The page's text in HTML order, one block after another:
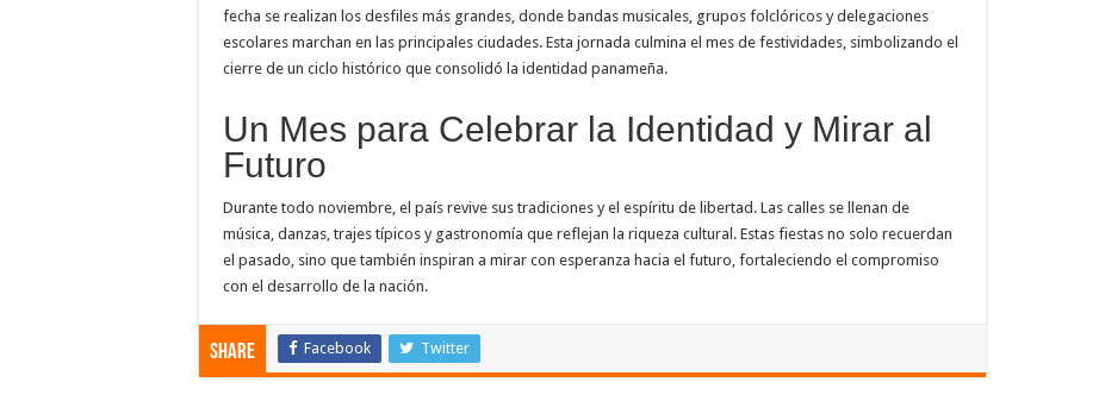
fecha se realizan los desfiles más grandes, donde bandas musicales, grupos folclóricos y delegaciones
escolares marchan en las principales ciudades. Esta jornada culmina el mes de festividades, simbolizando el
cierre de un ciclo histórico que consolidó la identidad panameña.
Un Mes para Celebrar la Identidad y Mirar al
Futuro
Durante todo noviembre, el país revive sus tradiciones y el espíritu de libertad. Las calles se llenan de
música, danzas, trajes típicos y gastronomía que reflejan la riqueza cultural. Estas fiestas no solo recuerdan
el pasado, sino que también inspiran a mirar con esperanza hacia el futuro, fortaleciendo el compromiso
con el desarrollo de la nación.
Share Facebook Twitter